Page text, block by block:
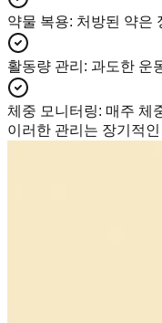
약물 복용: 처방된 약은
활동량 관리 : 과도한 운
체중 모니터링: 매주 체
이러한 관리는 장기적